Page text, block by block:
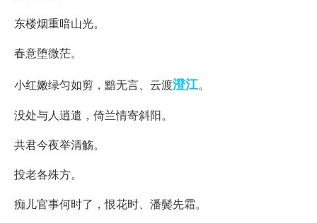
东楼烟重暗山光。
春意堕微茫。
小红嫩绿匀如剪，黯无言、云渡澄江。
没处与人逍遣，倚兰情寄斜阳。
共君今夜举清觞。
投老各殊方。
痴儿官事何时了，恨花时、潘鬓先霜。